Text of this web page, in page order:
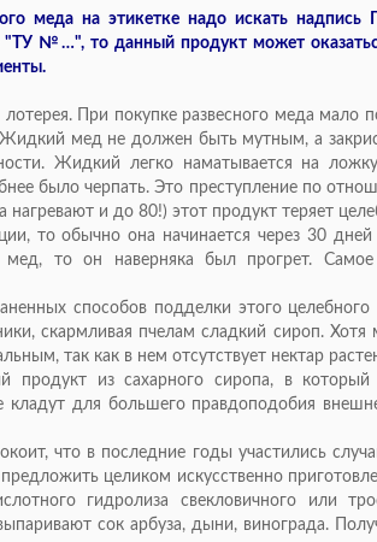
меда на этикетке надо искать
"ТУ №…", то данный продукт может
При покупке развесного меда мало
Жидкий мед не должен быть мутным, а
Жидкий легко наматывается на
было черпать. Это преступление по
нагревают и до 80!) этот продукт теряет
то обычно она начинается через 30
то он наверняка был прогрет. Самое
способов подделки этого целебного
скармливая пчелам сладкий сироп. Хотя
так как в нем отсутствует нектар
продукт из сахарного сиропа, в
кладут для большего правдоподобия
что в последние годы участились
целиком искусственно
гидролиза свекловичного или
сок арбуза, дыни, винограда.